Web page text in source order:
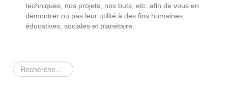
techniques, nos projets, nos buts, etc. afin de vous en
démontrer ou pas leur utilité à des fins humaines,
éducatives, sociales et planétaire.
Rechercher